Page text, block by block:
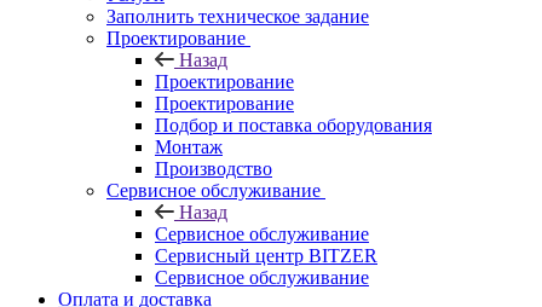
Заполнить техническое задание
Проектирование
Назад
Проектирование
Проектирование
Подбор и поставка оборудования
Монтаж
Производство
Сервисное обслуживание
Назад
Сервисное обслуживание
Сервисный центр BITZER
Сервисное обслуживание
Оплата и доставка